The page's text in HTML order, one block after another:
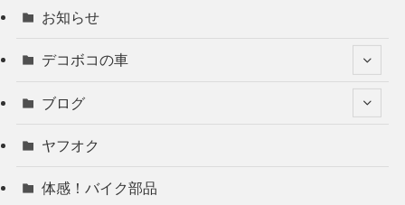
お知らせ
デコボコの車
ブログ
ヤフオク
体感！バイク部品